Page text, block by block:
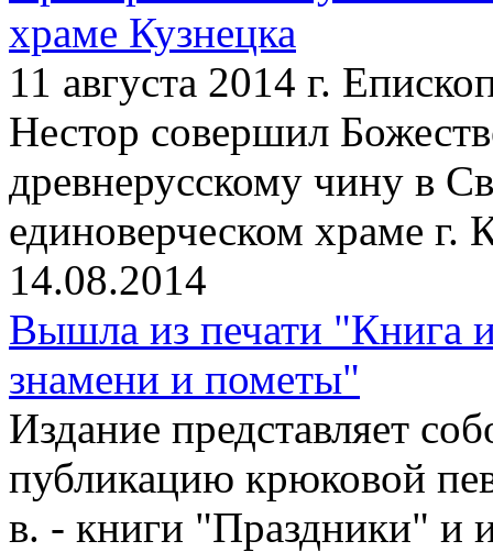
храме Кузнецка
11 августа 2014 г.
Нестор совершил
древнерусскому чину в
единоверческом храме г.
14.08.2014
Вышла из печати "Книга
знамени и пометы"
Издание представляет
публикацию крюковой
в. - книги "Праздники" и